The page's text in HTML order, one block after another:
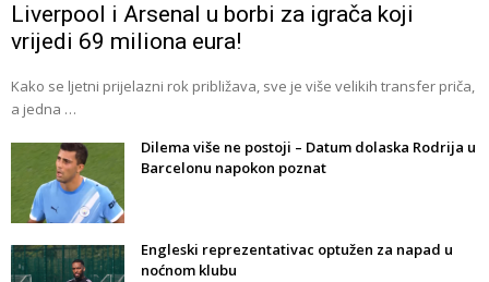
Liverpool i Arsenal u borbi za igrača koji
vrijedi 69 miliona eura!
Kako se ljetni prijelazni rok približava, sve je više velikih transfer priča,
a jedna …
Dilema više ne postoji – Datum dolaska Rodrija u
Barcelonu napokon poznat
Engleski reprezentativac optužen za napad u
noćnom klubu